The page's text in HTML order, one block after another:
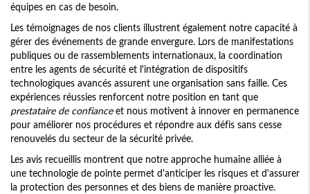
équipes en cas de besoin.
Les témoignages de nos clients illustrent également notre capacité à
gérer des événements de grande envergure. Lors de manifestations
publiques ou de rassemblements internationaux, la coordination
entre les agents de sécurité et l'intégration de dispositifs
technologiques avancés assurent une organisation sans faille. Ces
expériences réussies renforcent notre position en tant que
prestataire de confianceet nous motivent à innover en permanence
pour améliorer nos procédures et répondre aux défis sans cesse
renouvelés du secteur de la sécurité privée.
Les avis recueillis montrent que notre approche humaine alliée à
une technologie de pointe permet d'anticiper les risques et d'assurer
la protection des personnes et des biens de manière proactive.